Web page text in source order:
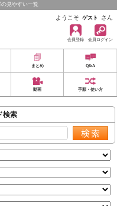
見やすい一覧
ようこそ ゲスト さん
会員登録 会員ログイン
まとめ Q&A
動画 手順・使い方
検索